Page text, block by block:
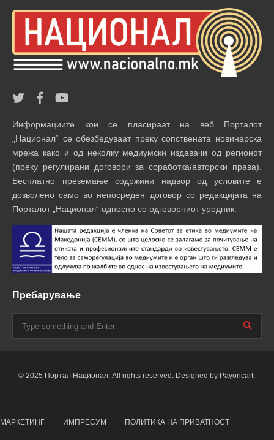
Информациите кои се пласираат на веб Порталот
„Национал“ се обезбедуваат преку сопствената новинарска
мрежа како и од неколку медиумски издавачи од регионот
(преку регулирани договори за соработка/авторски права).
Бесплатно преземање содржини надвор од условите е
дозволено само во непосреден договор со редакцијата на
Порталот „Национал“ односно со одговорниот уредник.
Пребарување
© 2025 Портал Национал. All rights reserved. Designed by Payoncart.
МАРКЕТИНГ ИМПРЕСУМ ПОЛИТИКА НА ПРИВАТНОСТ